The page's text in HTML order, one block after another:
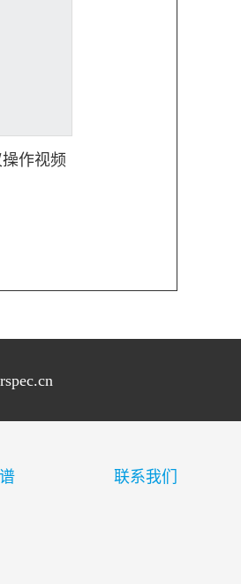
作视频
联系我们